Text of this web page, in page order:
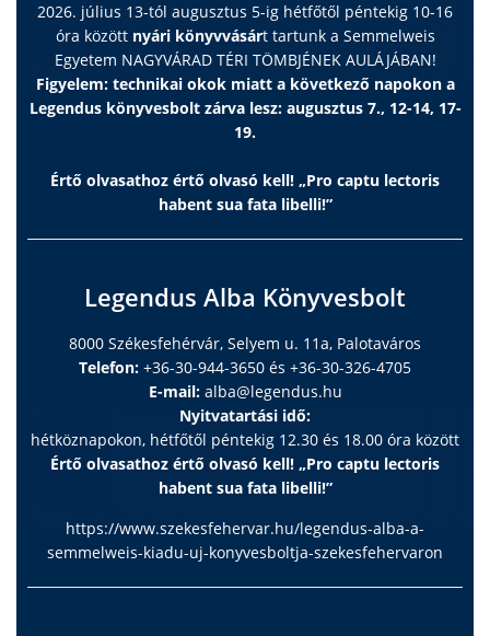
2026. július 13-tól augusztus 5-ig hétfőtől péntekig 10-16
óra között nyári könyvvásárt tartunk a Semmelweis
Egyetem NAGYVÁRAD TÉRI TÖMBJÉNEK AULÁJÁBAN!
Figyelem: technikai okok miatt a következő napokon a
Legendus könyvesbolt zárva lesz: augusztus 7., 12-14, 17-
19.
Értő olvasathoz értő olvasó kell! „Pro captu lectoris
habent sua fata libelli!”
Legendus Alba Könyvesbolt
8000 Székesfehérvár, Selyem u. 11a, Palotaváros
Telefon: +36-30-944-3650 és +36-30-326-4705
E-mail: alba@legendus.hu
Nyitvatartási idő:
hétköznapokon, hétfőtől péntekig 12.30 és 18.00 óra között
Értő olvasathoz értő olvasó kell! „Pro captu lectoris
habent sua fata libelli!”
https://www.szekesfehervar.hu/legendus-alba-a-
semmelweis-kiadu-uj-konyvesboltja-szekesfehervaron